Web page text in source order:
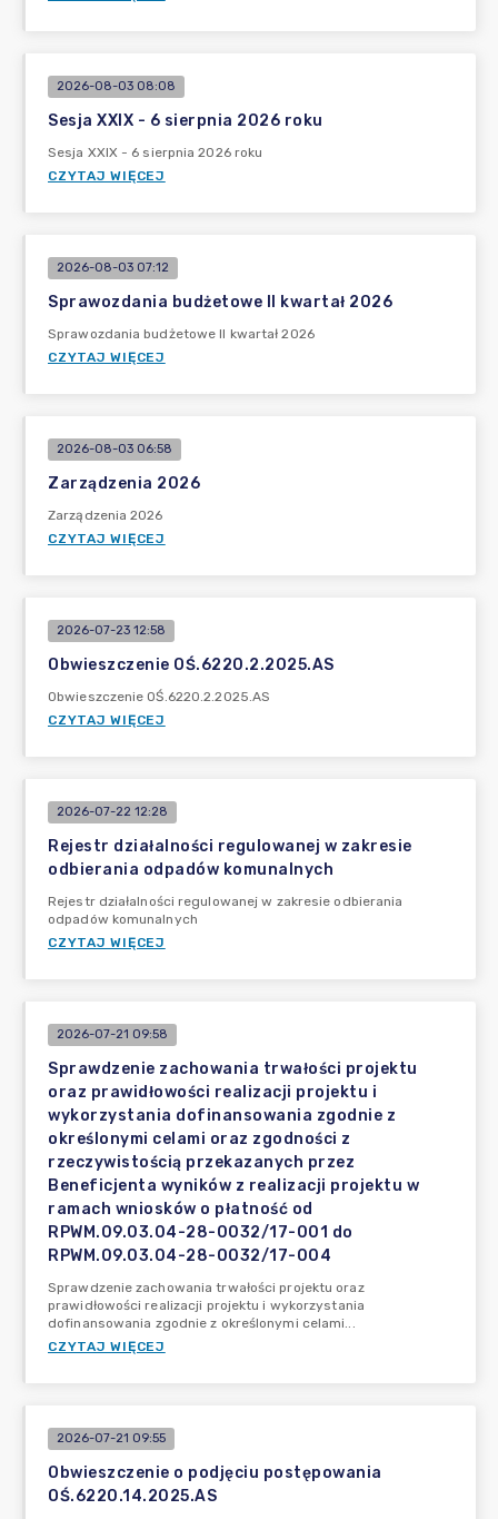
2026-08-03 08:08
Sesja XXIX - 6 sierpnia 2026 roku
Sesja XXIX - 6 sierpnia 2026 roku
CZYTAJ WIĘCEJ
2026-08-03 07:12
Sprawozdania budżetowe II kwartał 2026
Sprawozdania budżetowe II kwartał 2026
CZYTAJ WIĘCEJ
2026-08-03 06:58
Zarządzenia 2026
Zarządzenia 2026
CZYTAJ WIĘCEJ
2026-07-23 12:58
Obwieszczenie OŚ.6220.2.2025.AS
Obwieszczenie OŚ.6220.2.2025.AS
CZYTAJ WIĘCEJ
2026-07-22 12:28
Rejestr działalności regulowanej w zakresie
odbierania odpadów komunalnych
Rejestr działalności regulowanej w zakresie odbierania
odpadów komunalnych
CZYTAJ WIĘCEJ
2026-07-21 09:58
Sprawdzenie zachowania trwałości projektu
oraz prawidłowości realizacji projektu i
wykorzystania dofinansowania zgodnie z
określonymi celami oraz zgodności z
rzeczywistością przekazanych przez
Beneficjenta wyników z realizacji projektu w
ramach wniosków o płatność od
RPWM.09.03.04-28-0032/17-001 do
RPWM.09.03.04-28-0032/17-004
Sprawdzenie zachowania trwałości projektu oraz
prawidłowości realizacji projektu i wykorzystania
dofinansowania zgodnie z określonymi celami...
CZYTAJ WIĘCEJ
2026-07-21 09:55
Obwieszczenie o podjęciu postępowania
OŚ.6220.14.2025.AS